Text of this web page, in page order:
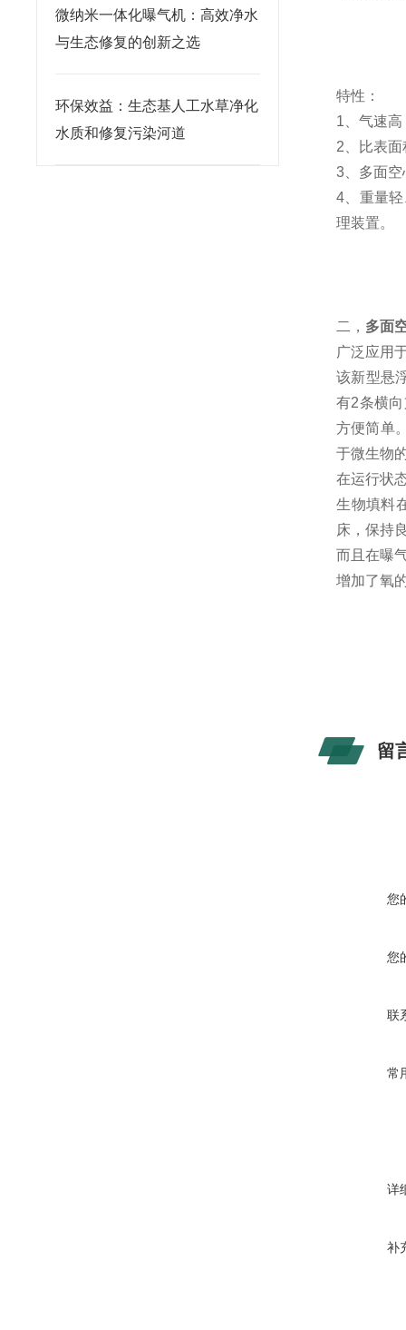
微纳米一体化曝气机：高效净水
与生态修复的创新之选
环保效益：生态基人工水草净化
水质和修复污染河道
特性：
1、气速
2、比表
3、多面
4、重量
理装置。
二， 多面
广泛应用
该新型悬
有2条横
方便简单
于微生物
在运行状
生物填料
床，保持
而且在曝
增加了氧
留
您
您
联
常
详
补